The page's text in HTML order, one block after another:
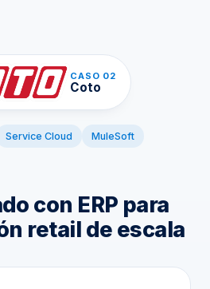
CASO 02
Coto
Service Cloud MuleSoft
con ERP para
retail de escala